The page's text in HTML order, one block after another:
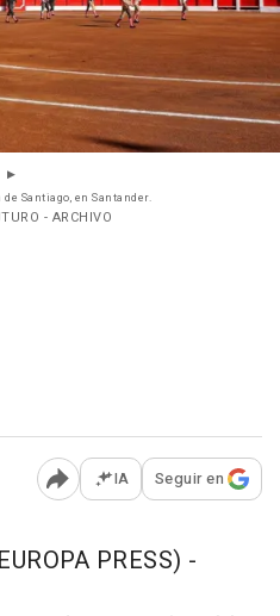
Santiago, en Santander.
- ARCHIVO
Abrir opciones para
IA Seguir en
PRESS) -